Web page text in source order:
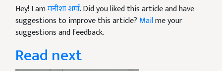
Hey! I amमनीशा शर्मा. Did you liked this article and have
suggestions to improve this article? Mailme your
suggestions and feedback.
Read next